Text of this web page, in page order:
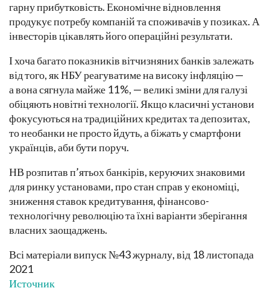
гарну прибутковість. Економічне відновлення
продукує потребу компаній та споживачів у позиках. А
інвесторів цікавлять його операційні результати.
І хоча багато показників вітчизняних банків залежать
від того, як НБУ реагуватиме на високу інфляцію —
а вона сягнула майже 11 %, — великі зміни для галузі
обіцяють новітні технології. Якщо класичні установи
фокусуються на традиційних кредитах та депозитах,
то нео­банки не просто йдуть, а біжать у смартфони
українців, аби бути поруч.
НВ розпитав п’ятьох банкірів, керуючих знаковими
для ринку установами, про стан справ у економіці,
зниження ставок кредитування, фінансово-
технологічну революцію та їхні варіанти зберігання
власних заощаджень.
Всі матеріали випуск №43 журналу, від 18 листопада
2021
Источник